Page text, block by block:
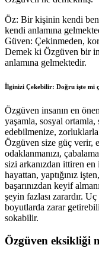
Öz: Bir kişinin kendi
kendi anlamına
Güven: Çekinmeden,
Demek ki Özgüven bir
anlamına gelmektedir.
İlginizi Çekebilir: Doğru işte mi
Özgüven insanın en
yaşamla, sosyal
edebilmenize, zorluklarla
Özgüven size güç verir,
odaklanmanızı,
sizi arkanızdan ittiren
hayattan, yaptığınız
başarınızdan keyif
şeyin fazlası zarardır.
boyutlarda zarar
sokabilir.
Özgüven eksikliği